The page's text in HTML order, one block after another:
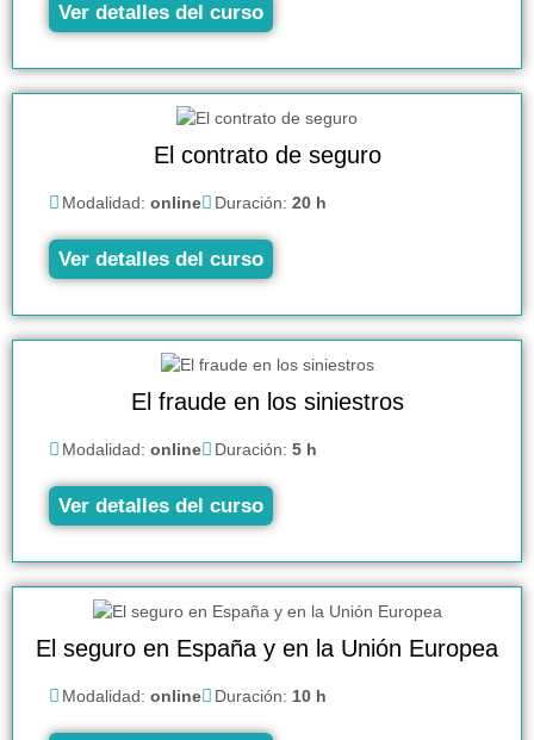
Ver detalles del curso
El contrato de seguro
Modalidad: online Duración: 20 h
Ver detalles del curso
El fraude en los siniestros
Modalidad: online Duración: 5 h
Ver detalles del curso
El seguro en España y en la Unión Europea
Modalidad: online Duración: 10 h